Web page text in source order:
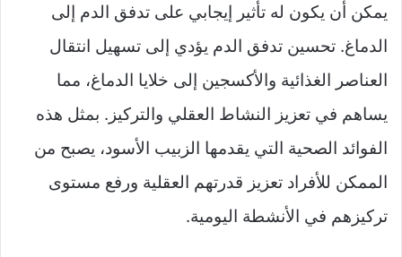
يمكن أن يكون له تأثير إيجابي على تدفق الدم إلى
الدماغ. تحسين تدفق الدم يؤدي إلى تسهيل انتقال
العناصر الغذائية والأكسجين إلى خلايا الدماغ، مما
يساهم في تعزيز النشاط العقلي والتركيز. بمثل هذه
الفوائد الصحية التي يقدمها الزبيب الأسود، يصبح من
الممكن للأفراد تعزيز قدرتهم العقلية ورفع مستوى
تركيزهم في الأنشطة اليومية.